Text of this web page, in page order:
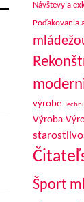
Návštevy a
Poďakovania
výrobe
Výroba
Šport